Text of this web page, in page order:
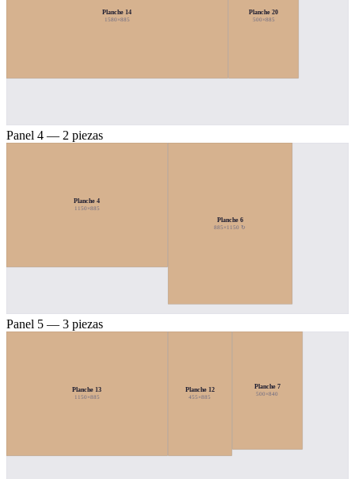
Planche 14
1580×885
Planche 20
500×885
Panel 4 — 2 piezas
Planche 4
1150×885
Planche 6
885×1150 ↻
Panel 5 — 3 piezas
Planche 13
1150×885
Planche 12
455×885
Planche 7
500×840